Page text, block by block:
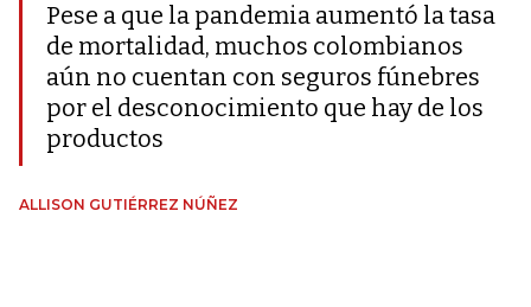
Pese a que la pandemia aumentó la tasa
de mortalidad, muchos colombianos
aún no cuentan con seguros fúnebres
por el desconocimiento que hay de los
productos
ALLISON GUTIÉRREZ NÚÑEZ